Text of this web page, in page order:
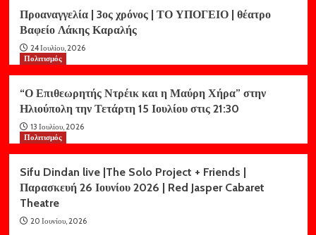
Προαναγγελία | 3ος χρόνος | ΤΟ ΥΠΟΓΕΙΟ | θέατρο
Βαφείο Λάκης Καραλής
24 Ιουλίου, 2026
Πολιτισμός
“Ο Επιθεωρητής Ντρέικ και η Μαύρη Χήρα” στην
Ηλιούπολη την Τετάρτη 15 Ιουλίου στις 21:30
13 Ιουλίου, 2026
Πολιτισμός
Sifu Dindan live |The Solo Project + Friends |
Παρασκευή 26 Ιουνίου 2026 | Red Jasper Cabaret
Theatre
20 Ιουνίου, 2026